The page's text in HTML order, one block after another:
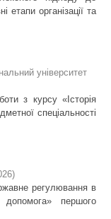
етапи організації та
університет
з курсу «Історія
спеціальності
)
регулювання в
допомога» першого